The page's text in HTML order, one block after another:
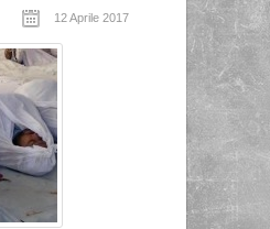
12 Aprile 2017